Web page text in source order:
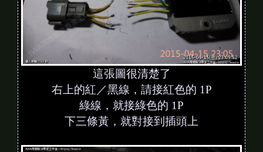
這張圖很清楚了
右上的紅／黑線，請接紅色的 1P
綠線，就接綠色的 1P
下三條黃，就對接到插頭上